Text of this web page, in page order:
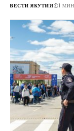
ВЕСТИ ЯКУТИИ 1